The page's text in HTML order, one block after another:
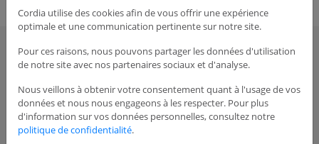
CORDIA
Qui sommes-nous?
L'innovation Cordia
Conseiller et Servir
Recrutement
Cordia utilise des cookies afin de vous offrir une expérience
optimale et une communication pertinente sur notre site.
Pour ces raisons, nous pouvons partager les données d'utilisation
de notre site avec nos partenaires sociaux et d'analyse.
Nous veillons à obtenir votre consentement quant à l'usage de vos
données et nous nous engageons à les respecter. Pour plus
d'information sur vos données personnelles, consultez notre
politique de confidentialité.